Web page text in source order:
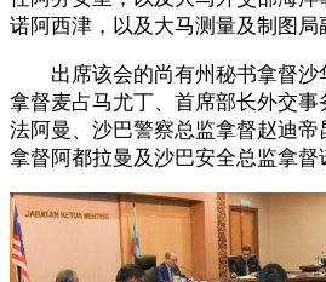
诺阿西津，以及大马测量及制图局
出席该会的尚有州秘书拿督沙
拿督麦占马尤丁、首席部长外交
法阿曼、沙巴警察总监拿督赵迪
拿督阿都拉曼及沙巴安全总监拿督